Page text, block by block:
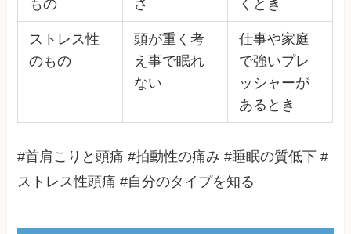
もの さ くとき
ストレス性
のもの
頭が重く考
え事で眠れ
ない
仕事や家庭
で強いプレ
ッシャーが
あるとき
#首肩こりと頭痛 #拍動性の痛み #睡眠の質低下 #
ストレス性頭痛 #自分のタイプを知る